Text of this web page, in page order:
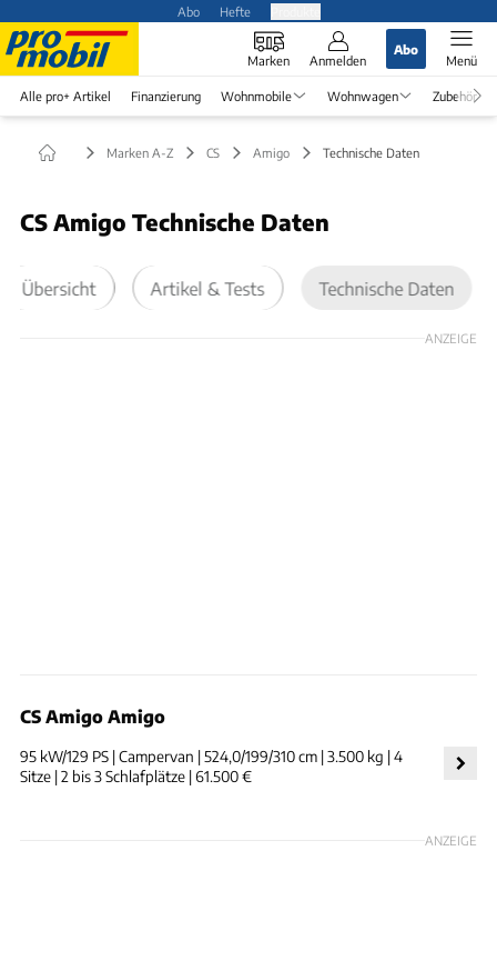
Abo Hefte
Marken Anmelden
Abo
Menü
Alle pro+ Artikel Finanzierung Wohnmobile Wohnwagen Zubehör
Marken A-Z CS Amigo Technische Daten
CS Amigo Technische Daten
Übersicht Artikel & Tests Technische Daten
ANZEIGE
CS Amigo Amigo
95 kW/129 PS | Campervan | 524,0/199/310 cm | 3.500 kg | 4
Sitze | 2 bis 3 Schlafplätze | 61.500 €
ANZEIGE